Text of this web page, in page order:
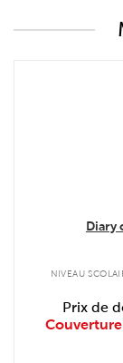
Diary
NIVEAU
Prix de